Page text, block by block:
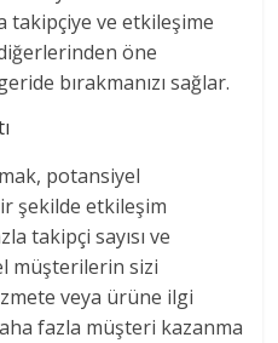
takipçiye ve etkileşime
öne
bırakmanızı sağlar.
potansiyel
şekilde etkileşim
takipçi sayısı ve
müşterilerin sizi
veya ürüne ilgi
fazla müşteri kazanma